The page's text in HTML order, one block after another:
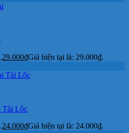
29.000₫Giá hiện tại là: 29.000₫.
Tài Lộc
24.000₫Giá hiện tại là: 24.000₫.